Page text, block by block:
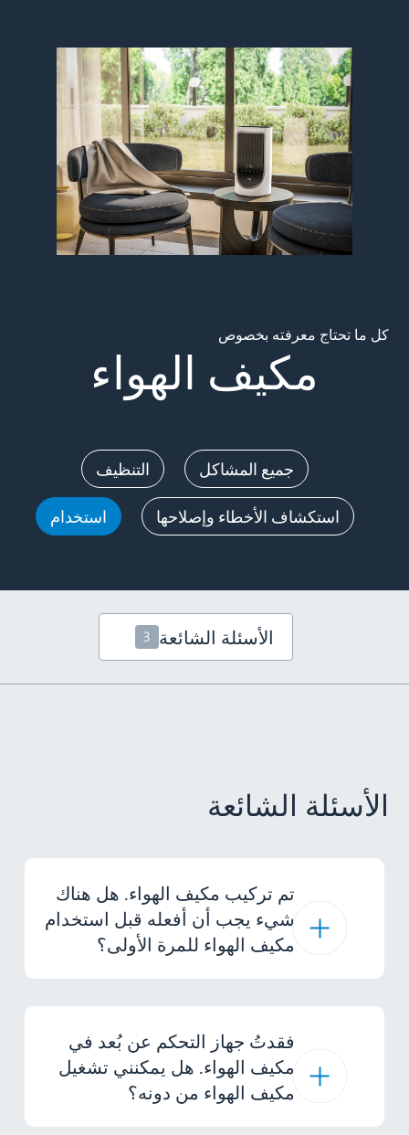
كل ما تحتاج معرفته بخصوص
مكيف الهواء
جميع المشاكل التنظيف
استكشاف الأخطاء وإصلاحها استخدام
الأسئلة الشائعة 3
الأسئلة الشائعة
تم تركيب مكيف الهواء. هل هناك
شيء يجب أن أفعله قبل استخدام
مكيف الهواء للمرة الأولى؟
فقدتُ جهاز التحكم عن بُعد في
مكيف الهواء. هل يمكنني تشغيل
مكيف الهواء من دونه؟